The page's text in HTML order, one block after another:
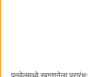
पनवेलमध्ये स्वगणनेला प्रारंभ;